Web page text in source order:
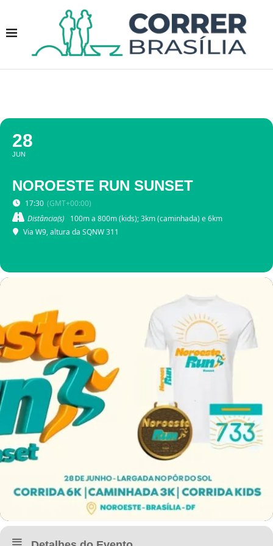
28
JUN
NOROESTE RUN SUNSET
17:30 (GMT+00:00)
Distância(s)
100m a 800m (kids); 3km (caminhada) e 6km
Via W9, altura da SQNW 311